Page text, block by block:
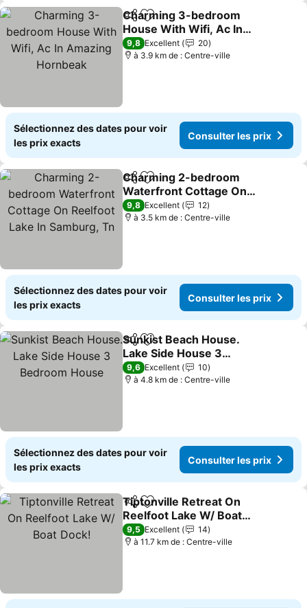
PartagerAjouter à mes favoris
Charming 3-bedroom
House With Wifi, Ac In
Amazing Hornbeak
9,8 Excellent
20
à 3.9 km de : Centre-ville
Sélectionnez des dates pour voir
les prix exacts
Consulter les prix
PartagerAjouter à mes favoris
Charming 2-bedroom
Waterfront Cottage On
Reelfoot Lake In
Samburg, Tn
9,8 Excellent
12
à 3.5 km de : Centre-ville
Sélectionnez des dates pour voir
les prix exacts
Consulter les prix
PartagerAjouter à mes favoris
Sunkist Beach House.
Lake Side House 3
Bedroom House
9,6 Excellent
10
à 4.8 km de : Centre-ville
Sélectionnez des dates pour voir
les prix exacts
Consulter les prix
PartagerAjouter à mes favoris
Tiptonville Retreat On
Reelfoot Lake W/ Boat
Dock!
9,5 Excellent
14
à 11.7 km de : Centre-ville